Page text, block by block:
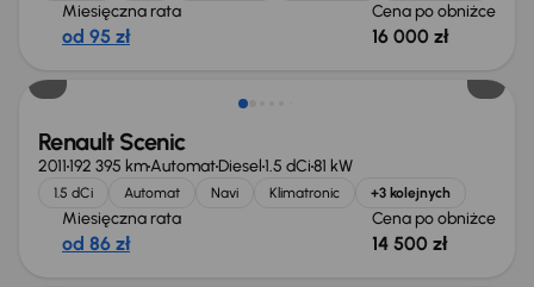
Miesięczna rata
od 95 zł
Cena po obniżce
16 000 zł
Taniej o 500 zł
Renault Scenic
2011192 395 kmAutomatDiesel1.5 dCi81 kW
1.5 dCi Automat Navi Klimatronic +3 kolejnych
Miesięczna rata
od 86 zł
Cena po obniżce
14 500 zł